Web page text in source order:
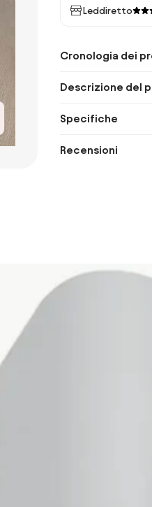
Leddiretto
Cronologia dei
Descrizione del
Specifiche
Recensioni